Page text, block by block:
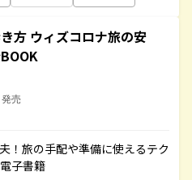
方 ウィズコロナ旅の安
売
！旅の手配や準備に使えるテク
子書籍